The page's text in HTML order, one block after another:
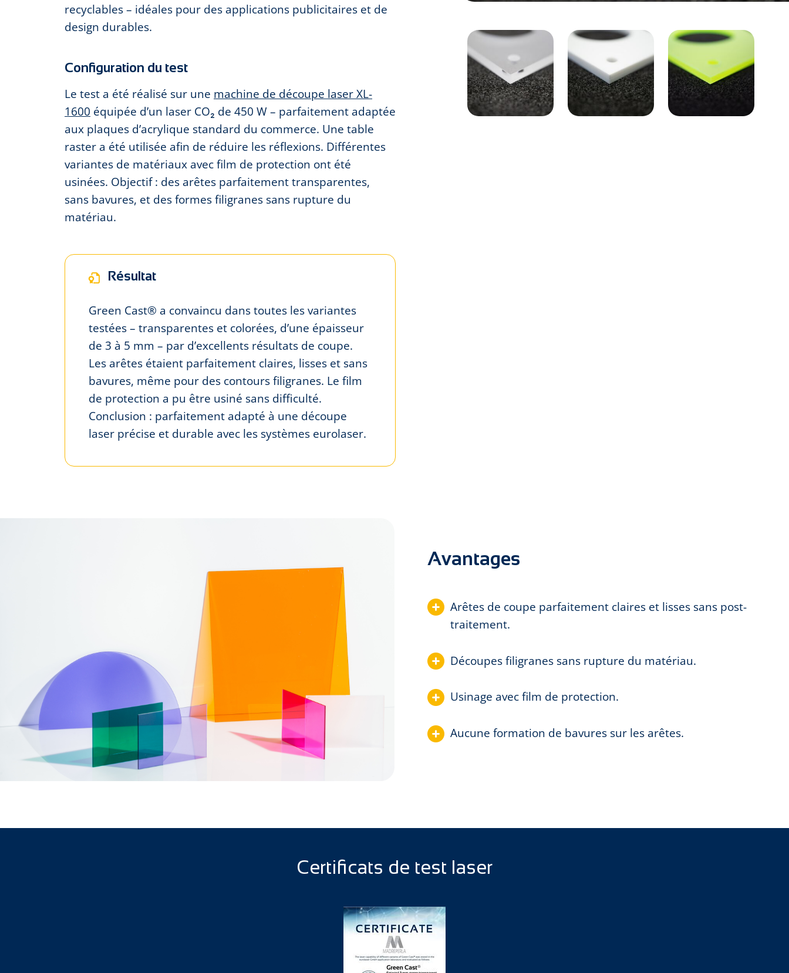
recyclables – idéales pour des applications publicitaires et de
design durables.
Configuration du test
Le test a été réalisé sur une machine de découpe laser XL-
1600 équipée d’un laser CO₂ de 450 W – parfaitement adaptée
aux plaques d’acrylique standard du commerce. Une table
raster a été utilisée afin de réduire les réflexions. Différentes
variantes de matériaux avec film de protection ont été
usinées. Objectif : des arêtes parfaitement transparentes,
sans bavures, et des formes filigranes sans rupture du
matériau.
Résultat
Green Cast® a convaincu dans toutes les variantes
testées – transparentes et colorées, d’une épaisseur
de 3 à 5 mm – par d’excellents résultats de coupe.
Les arêtes étaient parfaitement claires, lisses et sans
bavures, même pour des contours filigranes. Le film
de protection a pu être usiné sans difficulté.
Conclusion : parfaitement adapté à une découpe
laser précise et durable avec les systèmes eurolaser.
Avantages
Arêtes de coupe parfaitement claires et lisses sans post-
traitement.
Découpes filigranes sans rupture du matériau.
Usinage avec film de protection.
Aucune formation de bavures sur les arêtes.
Certificats de test laser